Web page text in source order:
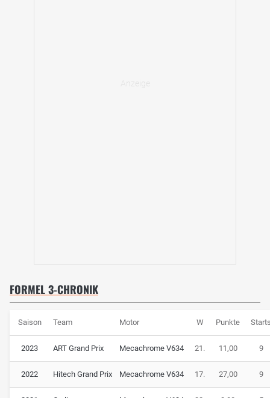
FORMEL 3-CHRONIK
Saison Team Motor W Punkte
2023 ART Grand Prix Mecachrome V634 21. 11,00 9
2022 Hitech Grand Prix Mecachrome V634 17. 27,00 9